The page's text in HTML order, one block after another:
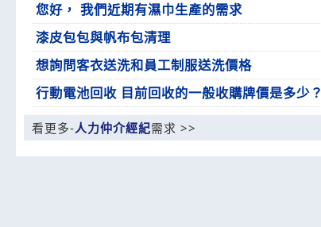
您好， 我們近期有濕巾生產的需求
漆皮包包與帆布包清理
想詢問客衣送洗和員工制服送洗價格
行動電池回收 目前回收的一般收購牌價是多少？
看更多-人力仲介經紀需求 >>